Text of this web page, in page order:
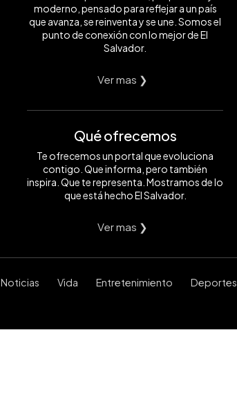
moderno, pensado para reflejar a un país
que avanza, se reinventa y se une. Somos el
punto de conexión con lo mejor de El
Salvador.
Ver mas ❯
Qué ofrecemos
Te ofrecemos un portal que evoluciona
contigo. Que informa, pero también
inspira. Que te representa. Mostramos de lo
que está hecho El Salvador.
Ver mas ❯
Noticias Vida Entretenimiento Deportes